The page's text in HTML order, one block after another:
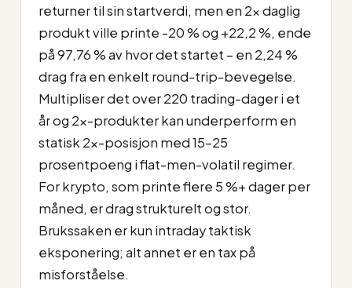
returner til sin startverdi, men en 2x daglig
produkt ville printe -20 % og +22,2 %, ende
på 97,76 % av hvor det startet – en 2,24 %
drag fra en enkelt round-trip-bevegelse.
Multipliser det over 220 trading-dager i et
år og 2x-produkter kan underperform en
statisk 2x-posisjon med 15–25
prosentpoeng i flat-men-volatil regimer.
For krypto, som printe flere 5 %+ dager per
måned, er drag strukturelt og stor.
Brukssaken er kun intraday taktisk
eksponering; alt annet er en tax på
misforståelse.